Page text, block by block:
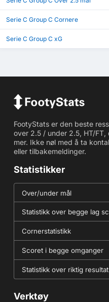
Serie C Group C Cornere
Serie C Group C xG
FootyStats er den beste
over 2.5 / under 2.5, HT/
mer. Ikke nøl med å ta
eller tilbakemeldinger.
Statistikker
Over/under mål
Statistikk over begge lag
Cornerstatistikk
Scoret i begge omganger
Statistikk over riktig resultat
Verktøy